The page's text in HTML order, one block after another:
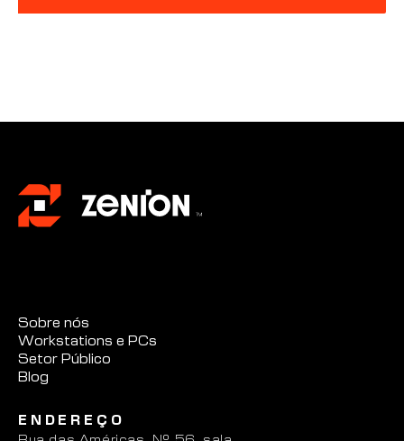
Sobre nós
Workstations e PCs
Setor Público
Blog
ENDEREÇO